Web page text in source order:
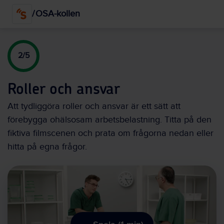
/OSA-kollen
2/5
Roller och ansvar
Att tydliggöra roller och ansvar är ett sätt att
förebygga ohälsosam arbetsbelastning. Titta på den
fiktiva filmscenen och prata om frågorna nedan eller
hitta på egna frågor.